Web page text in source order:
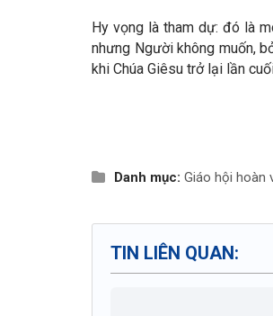
Hy vọng là tham dự: đó là
nhưng Người không muốn,
khi Chúa Giêsu trở lại lần
Danh mục: Giáo hội hoàn
TIN LIÊN QUAN: